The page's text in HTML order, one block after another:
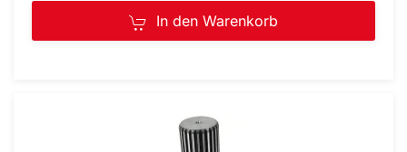
In den Warenkorb